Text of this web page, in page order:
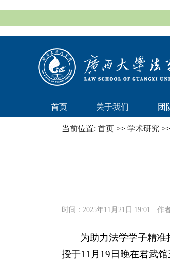
首页 关于我们 团
当前位置: 首页 >> 学术研究 >>
时间：2025年11月21日 19:01 作
为助力法学学子精
授于11月19日晚在君武